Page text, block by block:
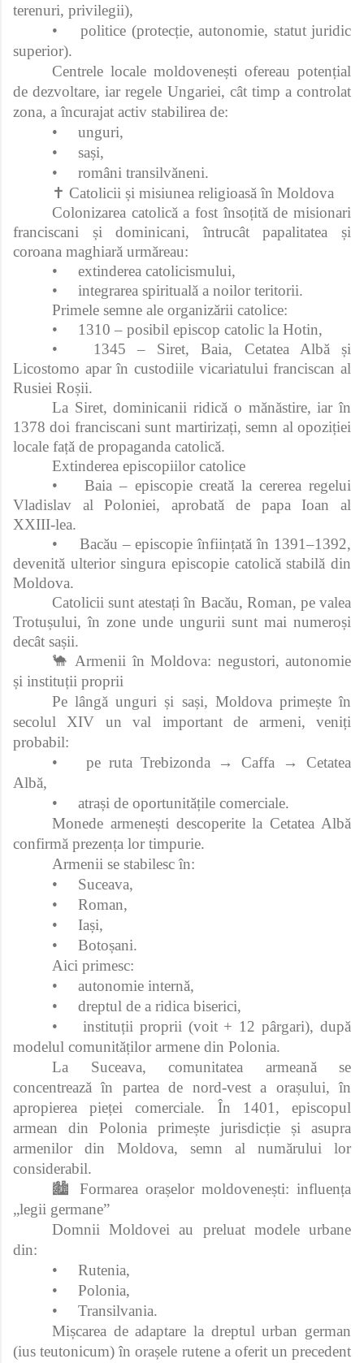
terenuri, privilegii),
•
politice (protecție, autonomie, statut juridic
superior).
Centrele locale moldovenești ofereau potențial
de dezvoltare, iar regele Ungariei, cât timp a controlat
zona, a încurajat activ stabilirea de:
•
unguri,
•
sași,
•
români transilvăneni.
✝️ Catolicii și misiunea religioasă în Moldova
Colonizarea catolică a fost însoțită de misionari
franciscani și dominicani, întrucât papalitatea și
coroana maghiară urmăreau:
•
extinderea catolicismului,
•
integrarea spirituală a noilor teritorii.
Primele semne ale organizării catolice:
•
1310 – posibil episcop catolic la Hotin,
•
1345 – Siret, Baia, Cetatea Albă și
Licostomo apar în custodiile vicariatului franciscan al
Rusiei Roșii.
La Siret, dominicanii ridică o mănăstire, iar în
1378 doi franciscani sunt martirizați, semn al opoziției
locale față de propaganda catolică.
Extinderea episcopiilor catolice
•
Baia – episcopie creată la cererea regelui
Vladislav al Poloniei, aprobată de papa Ioan al
XXIII‑lea.
•
Bacău – episcopie înființată în 1391–1392,
devenită ulterior singura episcopie catolică stabilă din
Moldova.
Catolicii sunt atestați în Bacău, Roman, pe valea
Trotușului, în zone unde ungurii sunt mai numeroși
decât sașii.
🐪 Armenii în Moldova: negustori, autonomie
și instituții proprii
Pe lângă unguri și sași, Moldova primește în
secolul XIV un val important de armeni, veniți
probabil:
•
pe ruta Trebizonda → Caffa → Cetatea
Albă,
•
atrași de oportunitățile comerciale.
Monede armenești descoperite la Cetatea Albă
confirmă prezența lor timpurie.
Armenii se stabilesc în:
•
Suceava,
•
Roman,
•
Iași,
•
Botoșani.
Aici primesc:
•
autonomie internă,
•
dreptul de a ridica biserici,
•
instituții proprii (voit + 12 pârgari), după
modelul comunităților armene din Polonia.
La Suceava, comunitatea armeană se
concentrează în partea de nord‑vest a orașului, în
apropierea pieței comerciale. În 1401, episcopul
armean din Polonia primește jurisdicție și asupra
armenilor din Moldova, semn al numărului lor
considerabil.
🏙️ Formarea orașelor moldovenești: influența
„legii germane”
Domnii Moldovei au preluat modele urbane
din:
•
Rutenia,
•
Polonia,
•
Transilvania.
Mișcarea de adaptare la dreptul urban german
(ius teutonicum) în orașele rutene a oferit un precedent